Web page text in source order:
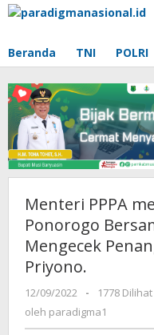
Lewati
Beranda TNI POLRI
Menteri PPPA
Ponorogo
Mengecek
Priyono.
12/09/2022
oleh
paradigma1
-
1778 Dilihat
oleh paradigma1